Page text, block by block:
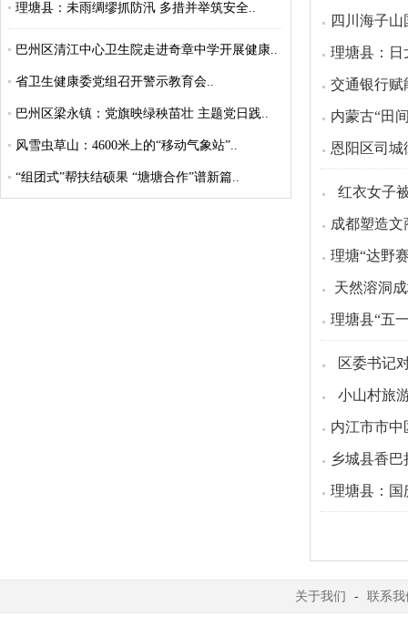
理塘县：未雨绸缪抓防汛 多措并举筑安全..
巴州区清江中心卫生院走进奇章中学开展健康..
省卫生健康委党组召开警示教育会..
巴州区梁永镇：党旗映绿秧苗壮 主题党日践..
风雪虫草山：4600米上的“移动气象站”..
“组团式”帮扶结硕果 “塘塘合作”谱新篇..
四川海子
理塘县：日
交通银行赋
内蒙古“田
恩阳区司城
红衣女子
成都塑造
理塘“达野
天然溶洞
理塘县“五
区委书记
小山村旅
内江市市
乡城县香
理塘县：国
关于我们 - 联系我